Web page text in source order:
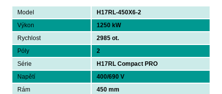
Model
H17RL-450X6-2
Výkon
1250 kW
Rychlost
2985 ot.
Póly
2
Série
H17RL Compact PRO
Napětí
400/690 V
Rám
450 mm